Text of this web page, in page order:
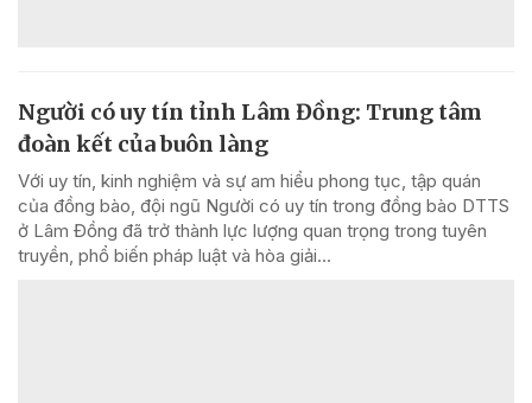
Người có uy tín tỉnh Lâm Đồng: Trung tâm
đoàn kết của buôn làng
Với uy tín, kinh nghiệm và sự am hiểu phong tục, tập quán
của đồng bào, đội ngũ Người có uy tín trong đồng bào DTTS
ở Lâm Đồng đã trở thành lực lượng quan trọng trong tuyên
truyền, phổ biến pháp luật và hòa giải...